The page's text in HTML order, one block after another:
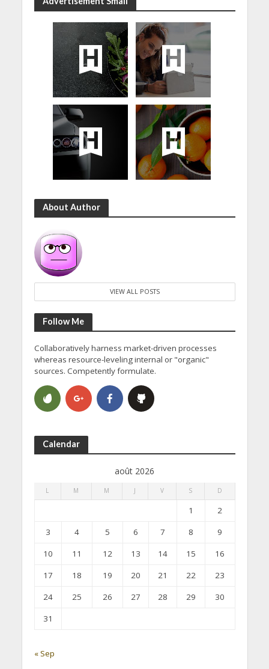
About Author
VIEW ALL POSTS
Follow Me
Collaboratively harness market-driven processes
whereas resource-leveling internal or "organic"
sources. Competently formulate.
Calendar
août 2026
L M M J V S D
1
2
3
4 5 6 7 8
9
10
11 12 13 14 15
16
17
18 19 20 21 22
23
24
25 26 27 28 29
30
31
« Sep